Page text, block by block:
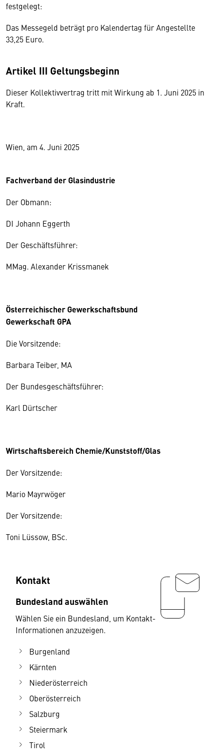
festgelegt:
Das Messegeld beträgt pro Kalendertag für Angestellte
33,25 Euro.
Artikel III Geltungsbeginn
Dieser Kollektivvertrag tritt mit Wirkung ab 1. Juni 2025 in
Kraft.
Wien, am 4. Juni 2025
Fachverband der Glasindustrie
Der Obmann:
DI Johann Eggerth
Der Geschäftsführer:
MMag. Alexander Krissmanek
Österreichischer Gewerkschaftsbund
Gewerkschaft GPA
Die Vorsitzende:
Barbara Teiber, MA
Der Bundesgeschäftsführer:
Karl Dürtscher
Wirtschaftsbereich Chemie/Kunststoff/Glas
Der Vorsitzende:
Mario Mayrwöger
Der Vorsitzende:
Toni Lüssow, BSc.
Kontakt
Bundesland auswählen
Wählen Sie ein Bundesland, um Kontakt-
Informationen anzuzeigen.
Burgenland
Kärnten
Niederösterreich
Oberösterreich
Salzburg
Steiermark
Tirol